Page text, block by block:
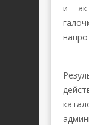
и